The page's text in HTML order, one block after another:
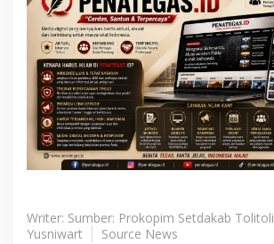
Writer: Sumber: Prokopim Setdakab Tolitoli
Yusniwart
Source News